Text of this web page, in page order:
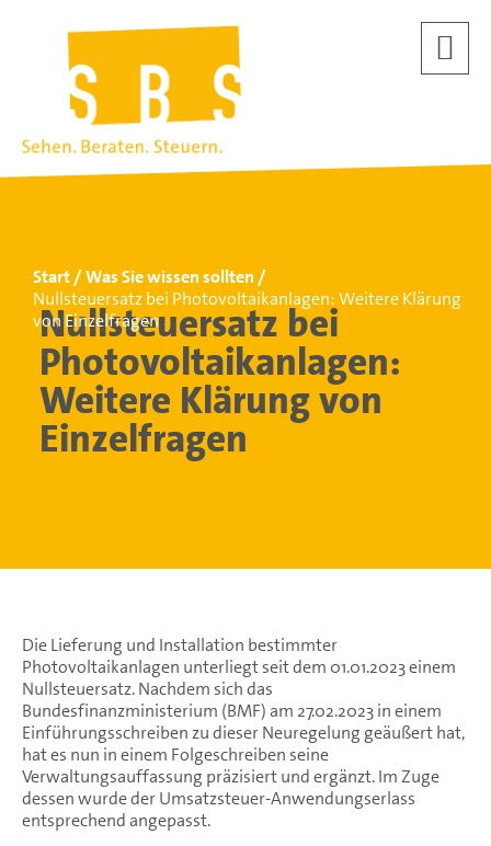
Start
Was Sie wissen sollten
Nullsteuersatz bei Photovoltaikanlagen: Weitere Klärung
von Einzelfragen
Nullsteuersatz bei
Photovoltaikanlagen:
Weitere Klärung von
Einzelfragen
Die Lieferung und Installation bestimmter
Photovoltaikanlagen unterliegt seit dem 01.01.2023 einem
Nullsteuersatz. Nachdem sich das
Bundesfinanzministerium (BMF) am 27.02.2023 in einem
Einführungsschreiben zu dieser Neuregelung geäußert hat,
hat es nun in einem Folgeschreiben seine
Verwaltungsauffassung präzisiert und ergänzt. Im Zuge
dessen wurde der Umsatzsteuer-Anwendungserlass
entsprechend angepasst.